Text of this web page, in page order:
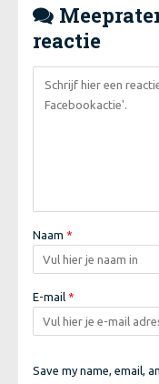

reactie
Naam *
E-mail *
Save my name, email,